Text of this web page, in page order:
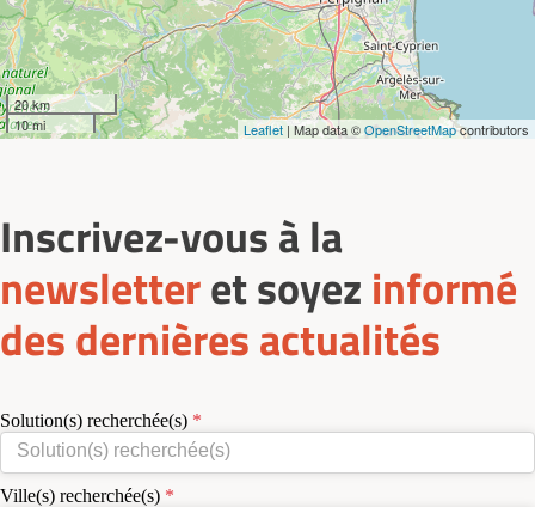
20 km
10 mi
Leaflet | Map data ©OpenStreetMapcontributors
Inscrivez-vous à la
newsletteret soyez informé
des dernières actualités
Solution(s) recherchée(s)
Ville(s) recherchée(s)